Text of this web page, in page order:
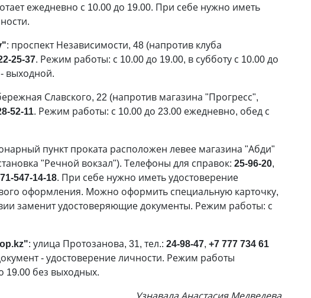
ежедневно с 10.00 до 19.00. При себе нужно иметь
: проспект Независимости, 48 (напротив клуба
25-37. Режим работы: с 10.00 до 19.00, в субботу с 10.00 до
выходной.
Славского, 22 (напротив магазина "Прогресс",
52-11. Режим работы: с 10.00 до 23.00 ежедневно, обед с
пункт проката расположен левее магазина "Абди"
"Речной вокзал"). Телефоны для справок: 25-96-20,
547-14-18. При себе нужно иметь удостоверение
оформления. Можно оформить специальную карточку,
заменит удостоверяющие документы. Режим работы: с
: улица Протозанова, 31, тел.: 24-98-47, +7 777 734 61
- удостоверение личности. Режим работы
19.00 без выходных.